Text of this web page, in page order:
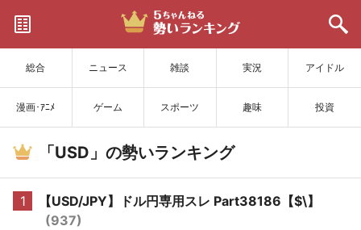
総合 ニュース 雑談 実況 アイドル
漫画･ｱﾆﾒ ゲーム スポーツ 趣味 投資
サイトを更新
「USD」の勢いランキング
1
【USD/JPY】ドル円専用スレ Part38186【$\】
(937)